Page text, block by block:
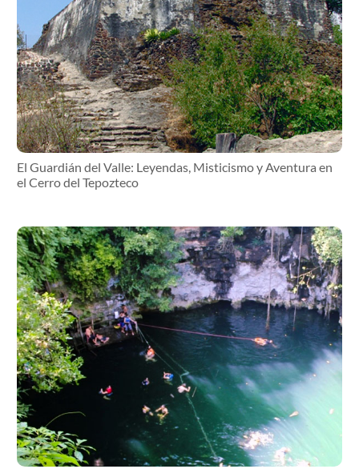
El Guardián del Valle: Leyendas, Misticismo y Aventura en
el Cerro del Tepozteco